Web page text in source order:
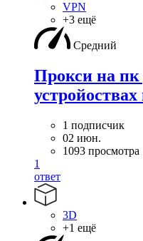
VPN
+3 ещё
Средний
Прокси на пк
устройоствах
1 подписчик
02 июн.
1093 просмотра
1
ответ
3D
+1 ещё